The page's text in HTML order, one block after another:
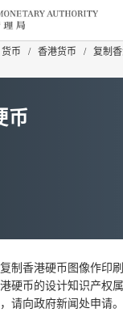
货币 / 香港货币 / 复制
币
制香港硬币图像作印
硬币的设计知识产权
请向政府新闻处申请。